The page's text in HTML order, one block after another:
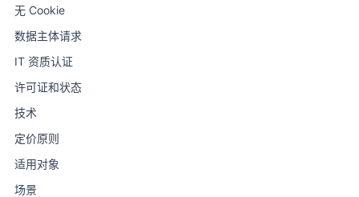
无 Cookie
数据主体请求
IT 资质认证
许可证和状态
技术
定价原则
适用对象
场景